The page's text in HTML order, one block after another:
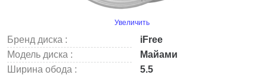
Увеличить
Бренд диска :
iFree
Модель диска :
Майами
Ширина обода :
5.5